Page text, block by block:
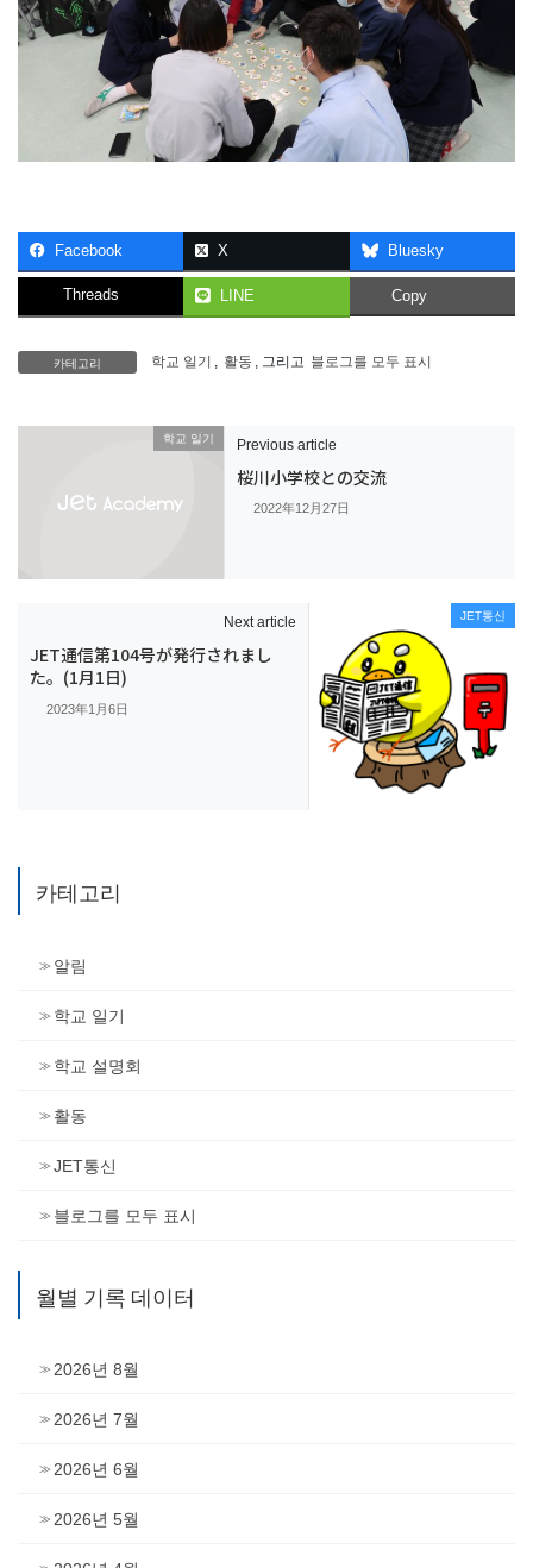
Facebook X Bluesky
Threads LINE Copy
카테고리 학교 일기 활동 , 그리고 블로그를 모두 표시
학교 일기 Previous article
桜川小学校との交流
2022年12月27日
JET통신
Next article
JET通信第104号が発行されまし
た。(1月1日)
2023年1月6日
카테고리
알림
학교 일기
학교 설명회
활동
JET통신
블로그를 모두 표시
월별 기록 데이터
2026년 8월
2026년 7월
2026년 6월
2026년 5월